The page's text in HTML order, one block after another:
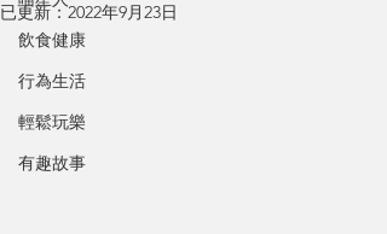
飲食健康
行為生活
輕鬆玩樂
有趣故事
已更新：2022年9月23日